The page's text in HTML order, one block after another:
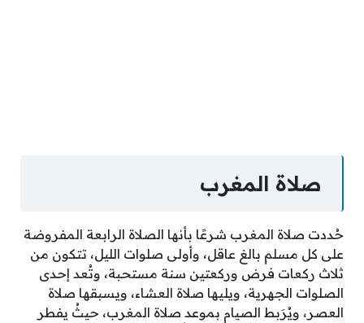
صلاة المغرب
حُددت صلاة المغرب شرعًا بأنها الصلاة الرابعة المفروضة
على كل مسلم بالغ عاقل، وأولى صلوات الليل، تتكون من
ثلاث ركعات فرض وركعتين سنة مستحبة، وتُعد إحدى
الصلوات الجهرية، ويليها صلاة العشاء، ويسبقها صلاة
العصر، ويُرَبط الصيام بموعد صلاة المغرب، حيثُ يفطر